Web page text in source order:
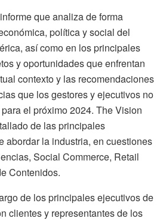
que analiza de forma
política y social del
así como en los principales
y oportunidades que enfrentan
contexto y las recomendaciones
que los gestores y ejecutivos no
el próximo 2024. The Vision
de las principales
abordar la industria, en cuestiones
Social Commerce, Retail
Contenidos.
de los principales ejecutivos de
clientes y representantes de los